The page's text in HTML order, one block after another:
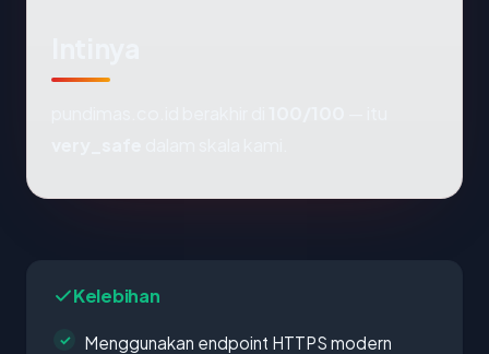
Kelebihan
Menggunakan endpoint HTTPS modern